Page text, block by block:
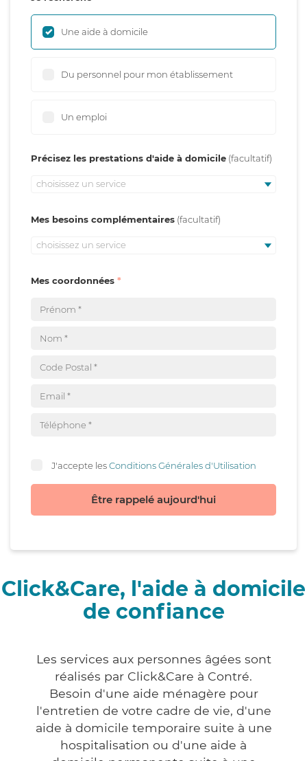
Une aide à domicile
Du personnel pour mon établissement
Un emploi
Précisez les prestations d'aide à domicile
choisissez un service
Mes besoins complémentaires
choisissez un service
Mes coordonnées
J'accepte lesConditions Générales d'Utilisation
Être rappelé aujourd'hui
Click&Care, l'aide à domicile
de confiance
Les services aux personnes âgées sont
réalisés par Click&Care à Contré.
Besoin d'une aide ménagère pour
l'entretien de votre cadre de vie, d'une
aide à domicile temporaire suite à une
hospitalisation ou d'une aide à